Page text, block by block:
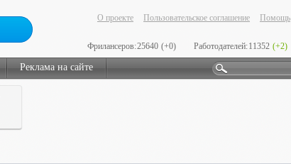
О проекте Пользовательское соглашение Помощь
Фрилансеров:25640 (+0) Работодателей:11352 (+2)
Реклама на сайте